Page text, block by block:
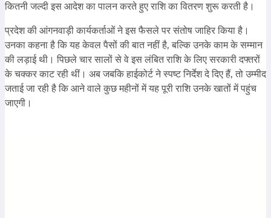
कितनी जल्दी इस आदेश का पालन करते हुए राशि का वितरण शुरू करती है।
प्रदेश की आंगनवाड़ी कार्यकर्ताओं ने इस फैसले पर संतोष जाहिर किया है।
उनका कहना है कि यह केवल पैसों की बात नहीं है, बल्कि उनके काम के सम्मान
की लड़ाई थी। पिछले चार सालों से वे इस लंबित राशि के लिए सरकारी दफ्तरों
के चक्कर काट रही थीं। अब जबकि हाईकोर्ट ने स्पष्ट निर्देश दे दिए हैं, तो उम्मीद
जताई जा रही है कि आने वाले कुछ महीनों में यह पूरी राशि उनके खातों में पहुंच
जाएगी।